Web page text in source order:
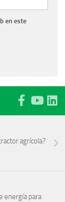
en este
agrícola?
energía para